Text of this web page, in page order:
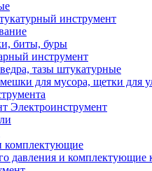
инструмент
биты, буры
инструмент
тазы штукатурные
для мусора, щетки для
Электроинструмент
комплектующие
давления и комплектующие